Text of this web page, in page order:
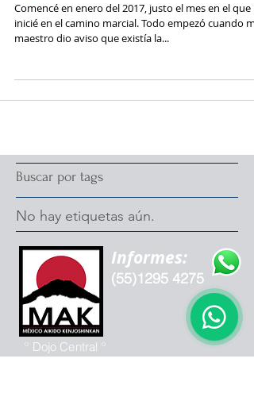
Comencé en enero del 2017, justo el mes en el que
inicié en el camino marcial. Todo empezó cuando mi
maestro dio aviso que existía la...
Buscar por tags
No hay etiquetas aún.
Informes:
(55)1295 4275
º Dojo Central º
San Bernardino